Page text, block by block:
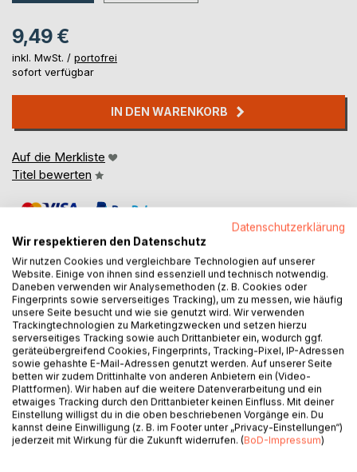
9,49 €
inkl. MwSt. / portofrei
sofort verfügbar
IN DEN WARENKORB
Auf die Merkliste
Titel bewerten
BESCHREIBUNG
Anna und Marie verbringen den Sommerurlaub auf der
Ostsee-Insel Hiddensee. Eines Tages machen sie sich auf
die Suche nach einem Piratenschatz und verschwinden wie
vom Erdboden verschluckt in den Dünen. Wo sind sie
abgeblieben? Können ihre Eltern sie rechtzeitig finden?
Datenschutzerklärung
Wir respektieren den Datenschutz
Wir nutzen Cookies und vergleichbare Technologien auf unserer
Website. Einige von ihnen sind essenziell und technisch notwendig.
Daneben verwenden wir Analysemethoden (z. B. Cookies oder
Fingerprints sowie serverseitiges Tracking), um zu messen, wie häufig
unsere Seite besucht und wie sie genutzt wird. Wir verwenden
Trackingtechnologien zu Marketingzwecken und setzen hierzu
serverseitiges Tracking sowie auch Drittanbieter ein, wodurch ggf.
geräteübergreifend Cookies, Fingerprints, Tracking-Pixel, IP-Adressen
sowie gehashte E-Mail-Adressen genutzt werden. Auf unserer Seite
betten wir zudem Drittinhalte von anderen Anbietern ein (Video-
Plattformen). Wir haben auf die weitere Datenverarbeitung und ein
etwaiges Tracking durch den Drittanbieter keinen Einfluss. Mit deiner
Einstellung willigst du in die oben beschriebenen Vorgänge ein. Du
kannst deine Einwilligung (z. B. im Footer unter „Privacy-Einstellungen“)
jederzeit mit Wirkung für die Zukunft widerrufen. (BoD-Impressum)